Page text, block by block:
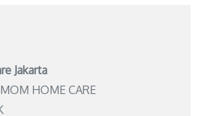
Jakarta
HOME CARE